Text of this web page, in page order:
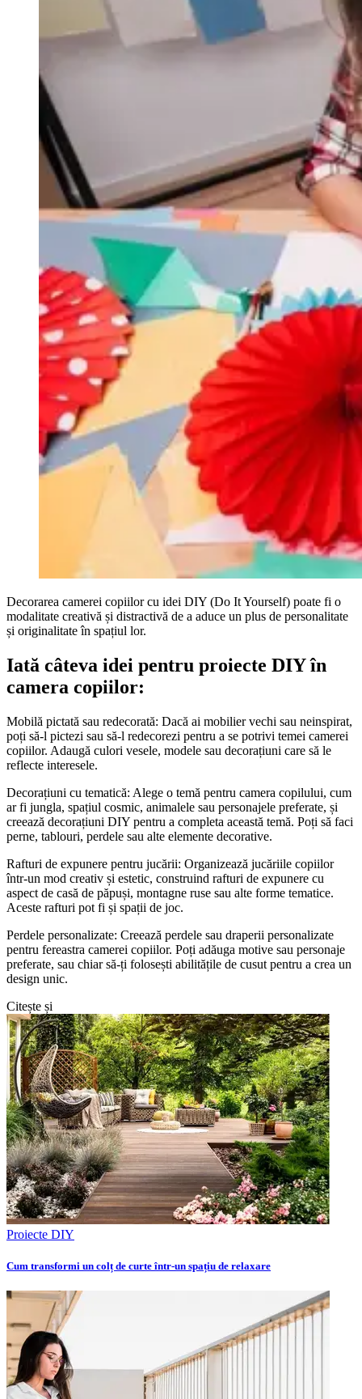
Decorarea camerei copiilor cu idei DIY (Do It Yourself) poate fi o
modalitate creativă și distractivă de a aduce un plus de personalitate
și originalitate în spațiul lor.
Iată câteva idei pentru proiecte DIY în
camera copiilor:
Mobilă pictată sau redecorată: Dacă ai mobilier vechi sau neinspirat,
poți să-l pictezi sau să-l redecorezi pentru a se potrivi temei camerei
copiilor. Adaugă culori vesele, modele sau decorațiuni care să le
reflecte interesele.
Decorațiuni cu tematică: Alege o temă pentru camera copilului, cum
ar fi jungla, spațiul cosmic, animalele sau personajele preferate, și
creează decorațiuni DIY pentru a completa această temă. Poți să faci
perne, tablouri, perdele sau alte elemente decorative.
Rafturi de expunere pentru jucării: Organizează jucăriile copiilor
într-un mod creativ și estetic, construind rafturi de expunere cu
aspect de casă de păpuși, montagne ruse sau alte forme tematice.
Aceste rafturi pot fi și spații de joc.
Perdele personalizate: Creează perdele sau draperii personalizate
pentru fereastra camerei copiilor. Poți adăuga motive sau personaje
preferate, sau chiar să-ți folosești abilitățile de cusut pentru a crea un
design unic.
Citește și
Proiecte DIY
Cum transformi un colț de curte într-un spațiu de relaxare